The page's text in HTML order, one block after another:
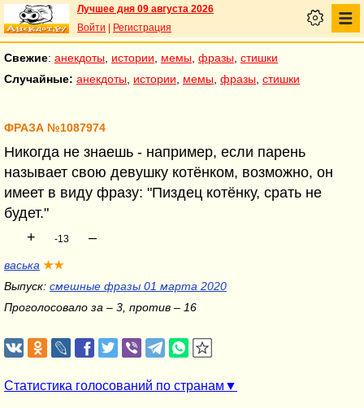
Лучшее дня 09 августа 2026
Войти
Регистрация
Свежие: анекдоты истории мемы фразы стишки
Случайные: анекдоты истории мемы фразы стишки
ФРАЗА №1087974
Никогда не знаешь - например, если парень
называет свою девушку котёнком, возможно, он
имеет в виду фразу: "Пиздец котёнку, срать не
будет."
+
-13 –
васька ★★
Выпуск: смешные фразы 01 марта 2020
Проголосовало за – 3, против – 16
Статистика голосований по странам